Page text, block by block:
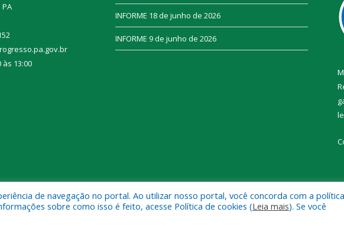
13:00
INFORME 18 de junho de 2026
INFORME 9 de junho de 2026
Prefeitura Municipal de Novo Progresso. Mapa do Site
de navegação no portal. Ao utilizar nosso portal, você concorda com a
sobre como isso é feito, acesse Política de cookies (Leia mais). Se você